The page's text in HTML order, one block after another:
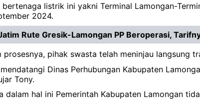
listrik ini yakni Terminal Lamongan-
2024.
Rute Gresik-Lamongan PP Beroperasi,
prosesnya, pihak swasta telah meninjau langsung
Dinas Perhubungan Kabupaten
Tony.
dalam hal ini Pemerintah Kabupaten Lamongan